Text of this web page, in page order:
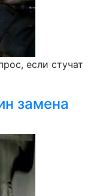
если стучат
замена